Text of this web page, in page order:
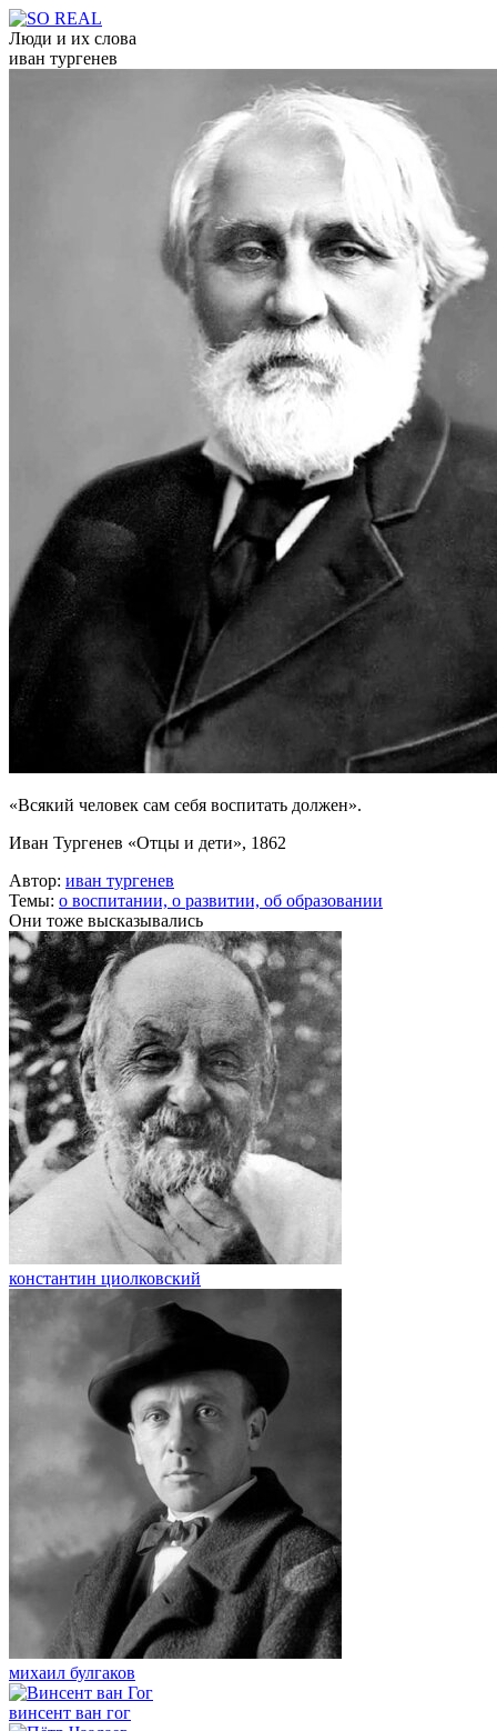
Люди и их слова
иван тургенев
«Всякий человек сам себя воспитать должен».
Иван Тургенев «Отцы и дети», 1862
Автор: иван тургенев
Темы: о воспитании, о развитии, об образовании
Они тоже высказывались
константин циолковский
михаил булгаков
винсент ван гог